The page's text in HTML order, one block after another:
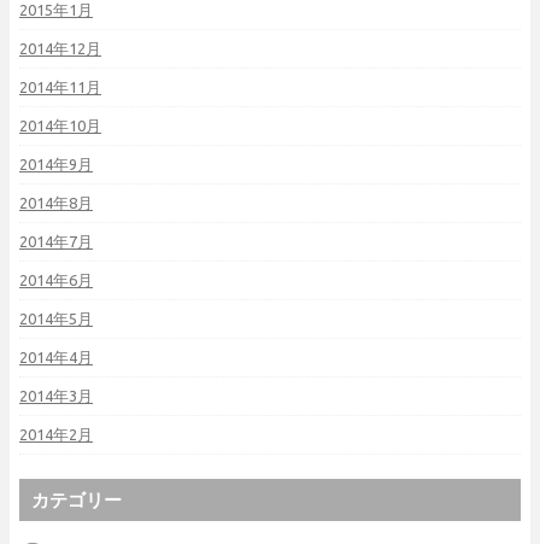
2015年1月
2014年12月
2014年11月
2014年10月
2014年9月
2014年8月
2014年7月
2014年6月
2014年5月
2014年4月
2014年3月
2014年2月
カテゴリー